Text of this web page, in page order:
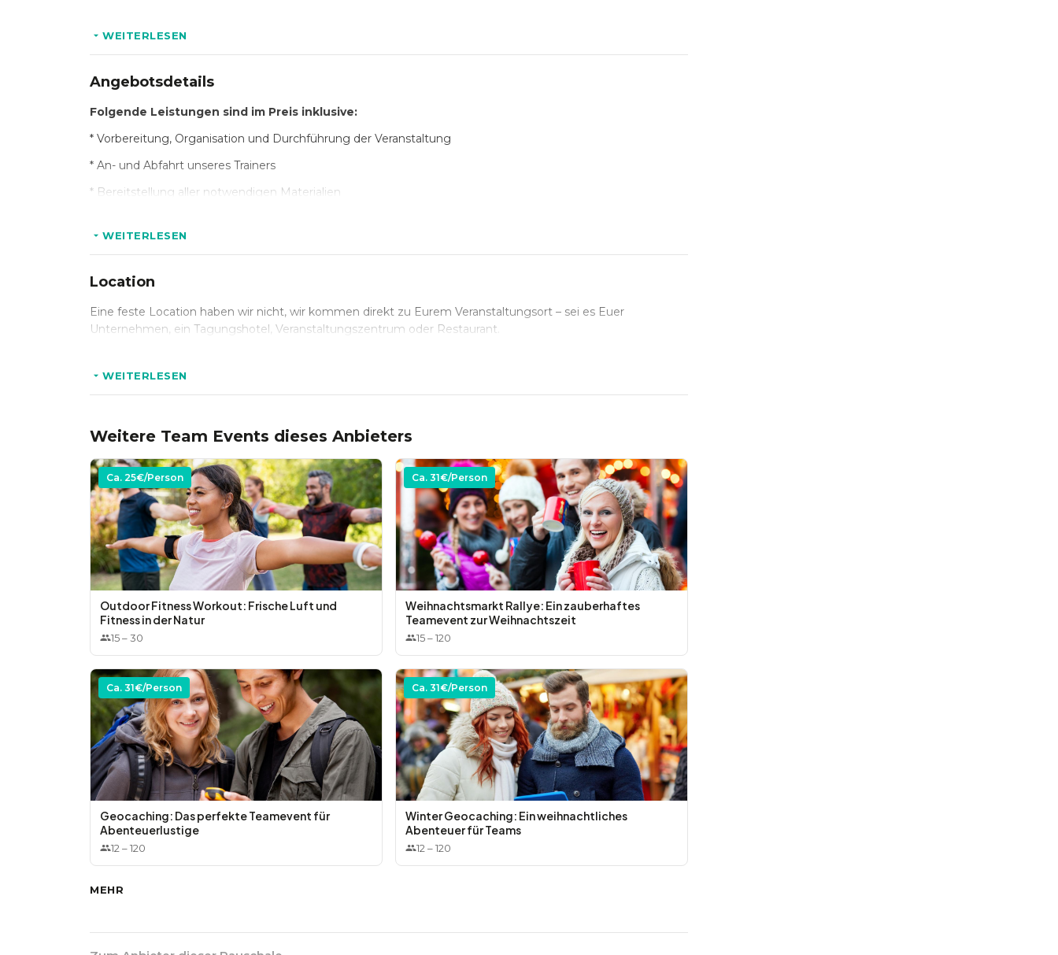
produktive Arbeitsbeziehungen.
Ziele und Herausforderungen, was langfristig zu einem harmonischeren Miteinander führt.
Bucht jetzt Euren Teamworkshop und verbessert die Dynamik und Zusammenarbeit in Eurem Team. Erlebt,
wie aus individuellen Stärken durch Teamzusammenhalt Großes entsteht!
WEITERLESEN
Angebotsdetails
Folgende Leistungen sind im Preis inklusive:
* Vorbereitung, Organisation und Durchführung der Veranstaltung
* An- und Abfahrt unseres Trainers
* Bereitstellung aller notwendigen Materialien
Voraussetzungen:
* Deutsch und Englisch
WEITERLESEN
Location
Eine feste Location haben wir nicht, wir kommen direkt zu Eurem Veranstaltungsort – sei es Euer
Unternehmen, ein Tagungshotel, Veranstaltungszentrum oder Restaurant.
WEITERLESEN
Weitere Team Events dieses Anbieters
Ca. 25€/Person
Outdoor Fitness Workout: Frische Luft und
Fitness in der Natur
15–30
Ca. 31€/Person
Weihnachtsmarkt Rallye: Ein zauberhaftes
Teamevent zur Weihnachtszeit
15–120
Ca. 31€/Person
Geocaching: Das perfekte Teamevent für
Abenteuerlustige
12 –120
Ca. 31€/Person
Winter Geocaching: Ein weihnachtliches
Abenteuer für Teams
12 –120
MEHR